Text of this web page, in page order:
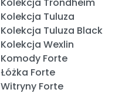
Kolekcja Tuluza
Kolekcja Tuluza Black
Kolekcja Wexlin
Komody Forte
Łóżka Forte
Witryny Forte